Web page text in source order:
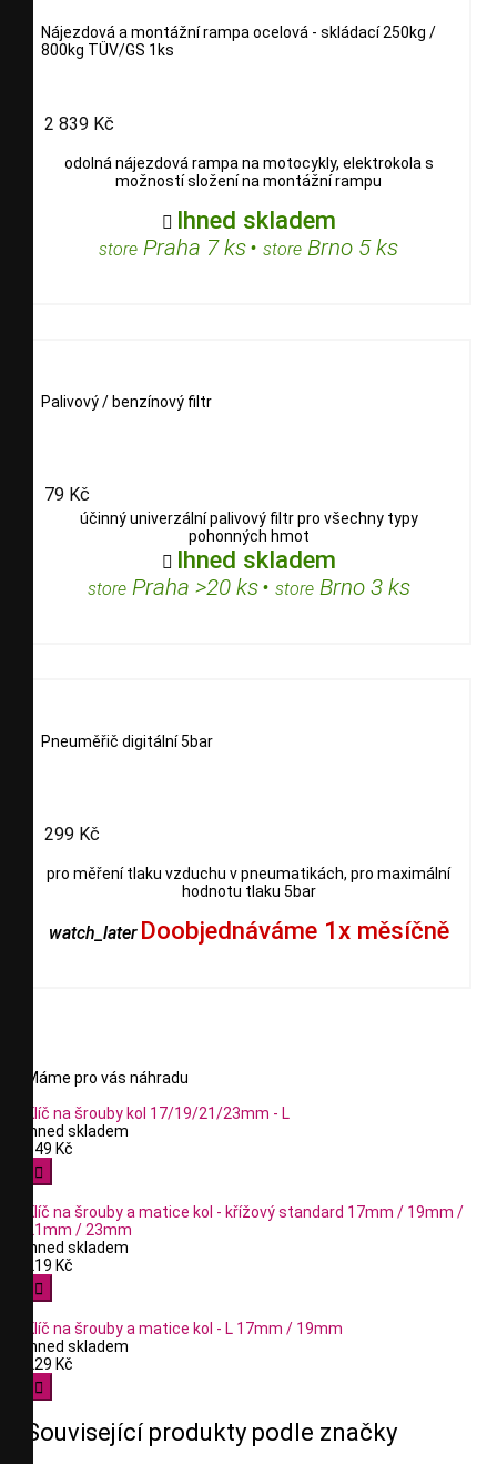
Nájezdová a montážní rampa ocelová - skládací 250kg /
800kg TÜV/GS 1ks
2 839 Kč
odolná nájezdová rampa na motocykly, elektrokola s
možností složení na montážní rampu
 Ihned skladem
store Praha 7 ks• store Brno 5 ks
Palivový / benzínový filtr
79 Kč
účinný univerzální palivový filtr pro všechny typy
pohonných hmot
 Ihned skladem
storePraha >20 ks• storeBrno 3 ks
Pneuměřič digitální 5bar
299 Kč
pro měření tlaku vzduchu v pneumatikách, pro maximální
hodnotu tlaku 5bar
watch_later Doobjednáváme 1x měsíčně
Máme pro vás náhradu
Klíč na šrouby kol 17/19/21/23mm - L
Ihned skladem
349 Kč

Klíč na šrouby a matice kol - křížový standard 17mm / 19mm /
21mm / 23mm
Ihned skladem
219 Kč

Klíč na šrouby a matice kol - L 17mm / 19mm
Ihned skladem
229 Kč

Související produkty podle značky